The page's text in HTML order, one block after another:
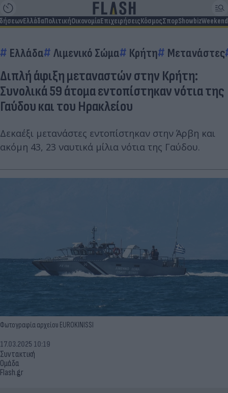
ΕλλάδαΠολιτικήΟικονομίαΕπιχειρήσειςΚόσμοςΣπορShowbizWeekend
Ελλάδα Λιμενικό Σώμα Κρήτη Μετανάστες
Διπλή άφιξη μεταναστών στην Κρήτη:
Συνολικά 59 άτομα εντοπίστηκαν νότια της
Γαύδου και του Ηρακλείου
Δεκαέξι μετανάστες εντοπίστηκαν στην Άρβη και
ακόμη 43, 23 ναυτικά μίλια νότια της Γαύδου.
Φωτογραφία αρχείου EUROKΙNISSI
Συντακτική
Ομάδα
Flash.gr
17.03.2025 10:19